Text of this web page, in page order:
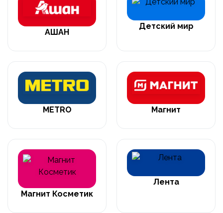
АШАН
Детский мир
METRO Магнит
Магнит Косметик
Лента